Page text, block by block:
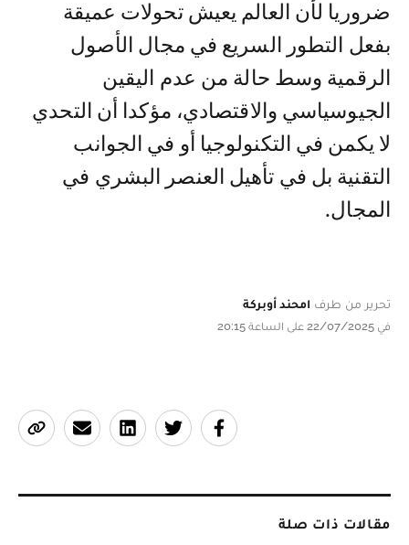
ضروريا لأن العالم يعيش تحولات عميقة
بفعل التطور السريع في مجال الأصول
الرقمية وسط حالة من عدم اليقين
الجيوسياسي والاقتصادي، مؤكدا أن التحدي
لا يكمن في التكنولوجيا أو في الجوانب
التقنية بل في تأهيل العنصر البشري في
المجال.
تحرير من طرف امحند أوبركة
في 22/07/2025 على الساعة 20:15
مقالات ذات صلة